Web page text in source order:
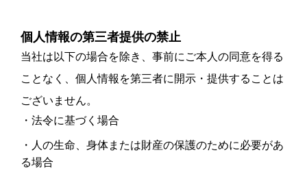
個人情報の第三者提供の禁止
当社は以下の場合を除き、事前にご本人の同意を得る
ことなく、個人情報を第三者に開示・提供することは
ございません。
法令に基づく場合
人の生命、身体または財産の保護のために必要があ
る場合